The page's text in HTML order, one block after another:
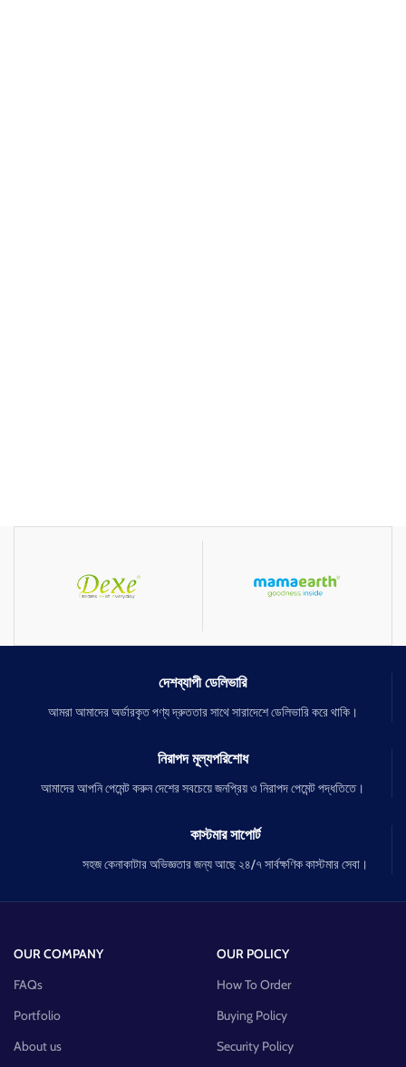
দেশব্যাপী ডেলিভারি
আমরা আমাদের অর্ডারকৃত পণ্য দ্রুততার সাথে সারাদেশে ডেলিভারি করে থাকি।
নিরাপদ মূল্যপরিশোধ
আমাদের আপনি পেমেন্ট করুন দেশের সবচেয়ে জনপ্রিয় ও নিরাপদ পেমেন্ট পদ্ধতিতে।
কাস্টমার সাপোর্ট
সহজ কেনাকাটার অভিজ্ঞতার জন্য আছে ২৪/৭ সার্বক্ষণিক কাস্টমার সেবা।
OUR COMPANY
FAQs
Portfolio
About us
OUR POLICY
How To Order
Buying Policy
Security Policy